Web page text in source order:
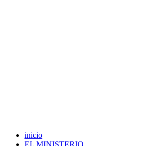
inicio
EL MINISTERIO